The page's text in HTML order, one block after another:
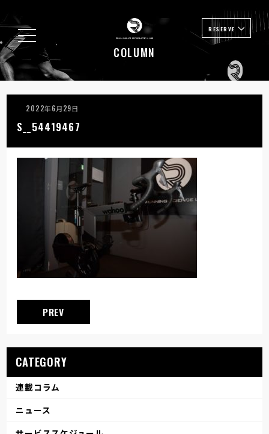
RESERVE
COLUMN
2022年6月29日
S__54419467
PREV
CATEGORY
連載コラム
ニュース